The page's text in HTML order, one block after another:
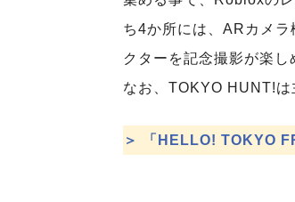
ち4か所には、ARカメ
クターを記念撮影が楽し
なお、TOKYO HUNT!は
＞ 「HELLO! TOKYO